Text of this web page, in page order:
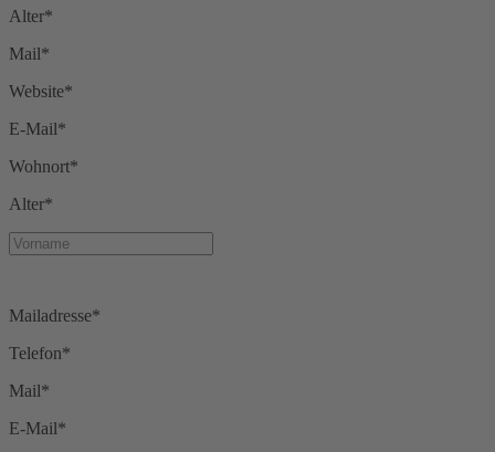
Alter*
Mail*
Website*
E-Mail*
Wohnort*
Alter*
Mailadresse*
Telefon*
Mail*
E-Mail*